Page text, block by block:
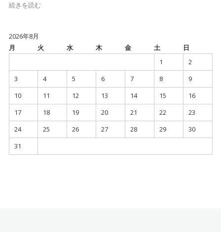
続きを読む
2026年8月
月
火 水 木 金 土
日
1
2
3
4 5 6 7 8
9
10
11 12 13 14 15
16
17
18 19 20 21 22
23
24
25 26 27 28 29
30
31